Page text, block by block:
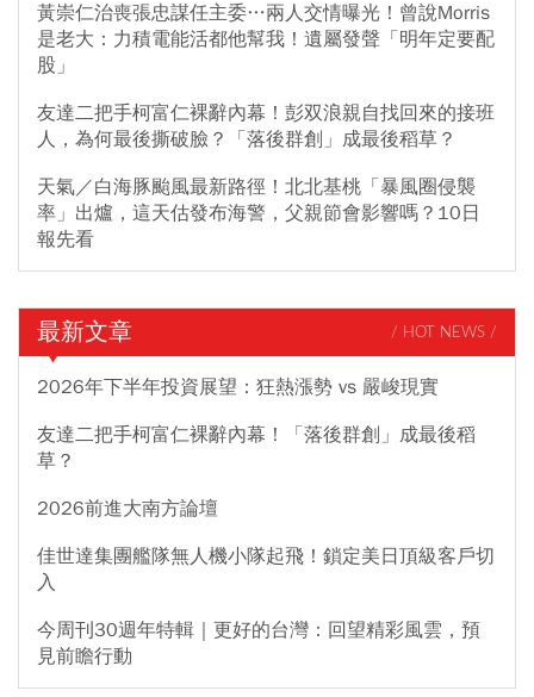
黃崇仁治喪張忠謀任主委…兩人交情曝光！曾說Morris
是老大：力積電能活都他幫我！遺屬發聲「明年定要配
股」
友達二把手柯富仁裸辭內幕！彭双浪親自找回來的接班
人，為何最後撕破臉？「落後群創」成最後稻草？
天氣／白海豚颱風最新路徑！北北基桃「暴風圈侵襲
率」出爐，這天估發布海警，父親節會影響嗎？10日
報先看
最新文章 / HOT NEWS /
2026年下半年投資展望：狂熱漲勢 vs 嚴峻現實
友達二把手柯富仁裸辭內幕！「落後群創」成最後稻
草？
2026前進大南方論壇
佳世達集團艦隊無人機小隊起飛！鎖定美日頂級客戶切
入
今周刊30週年特輯｜更好的台灣：回望精彩風雲，預
見前瞻行動